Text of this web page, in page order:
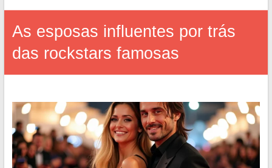
As esposas influentes por trás
das rockstars famosas